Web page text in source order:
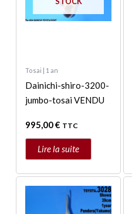
Tosai | 1 an
Dainichi-shiro-3200-
jumbo-tosai VENDU
995,00€ TTC
Lire la suite